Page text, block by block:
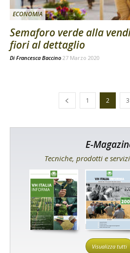
ECONOMIA
Semaforo verde alla
fiori al dettaglio
Di Francesca Baccino 27 Marzo 2020
1 2 3
E-
Tecniche, prodotti e
Visualizza tutti